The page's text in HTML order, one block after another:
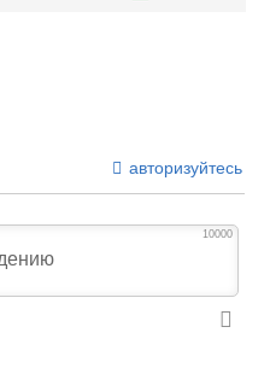
авторизуйтесь
10000